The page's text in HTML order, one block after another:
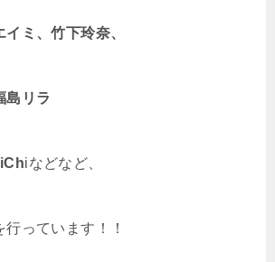
ミ、竹下玲奈、
島リラ
iなどなど、
っています！！